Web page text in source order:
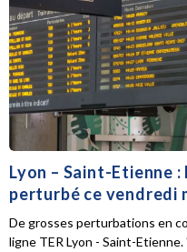
Lyon – Saint-Etienne
perturbé ce vendredi
De grosses perturbations en
ligne TER Lyon - Saint-